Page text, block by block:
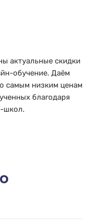
актуальные скидки
обучение. Даём
самым низким ценам
благодаря
школ.